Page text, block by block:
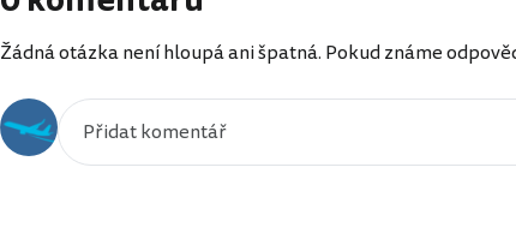
Žádná otázka není hloupá ani špatná. Pokud známe